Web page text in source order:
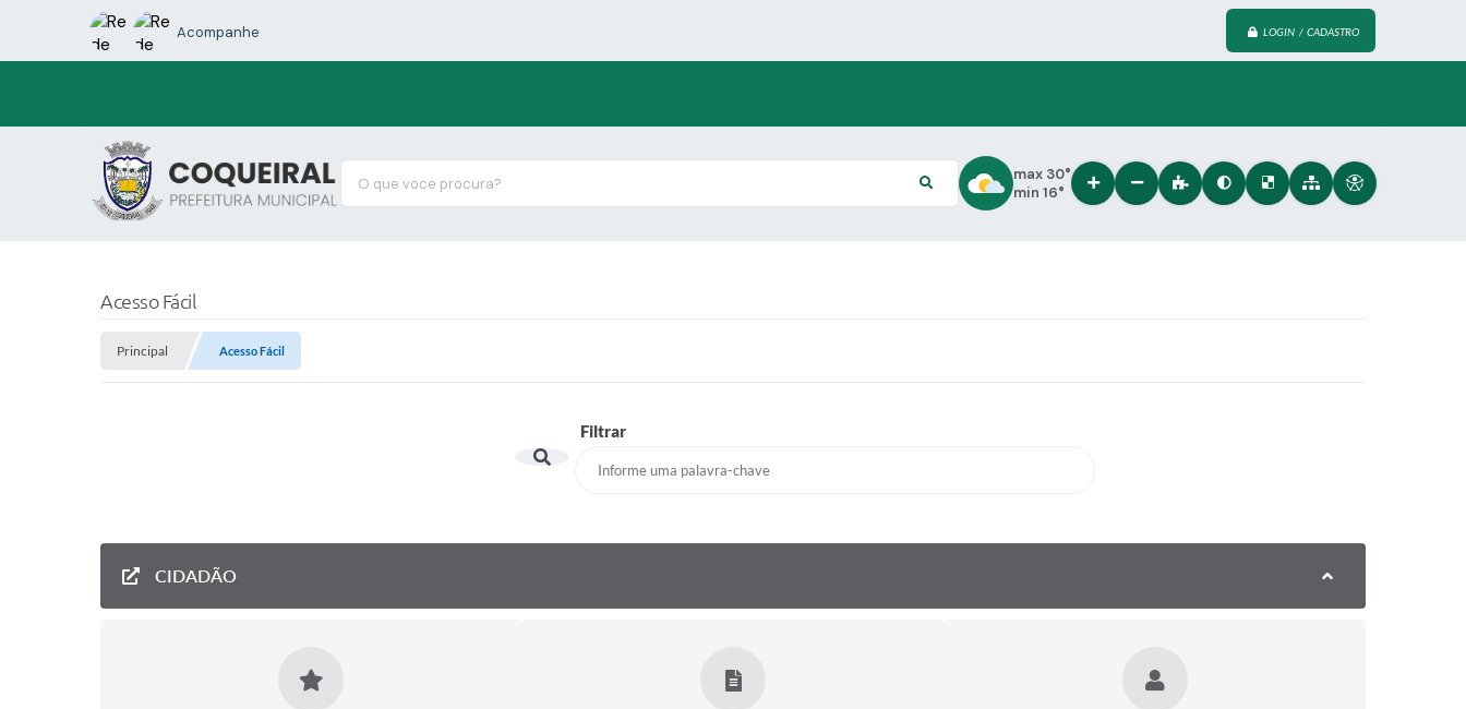
LOGIN / CADASTRO
O que voce procura?
Acompanhe
max 30°
min 16°
Acesso Fácil
Principal Acesso Fácil
Filtrar
CIDADÃO